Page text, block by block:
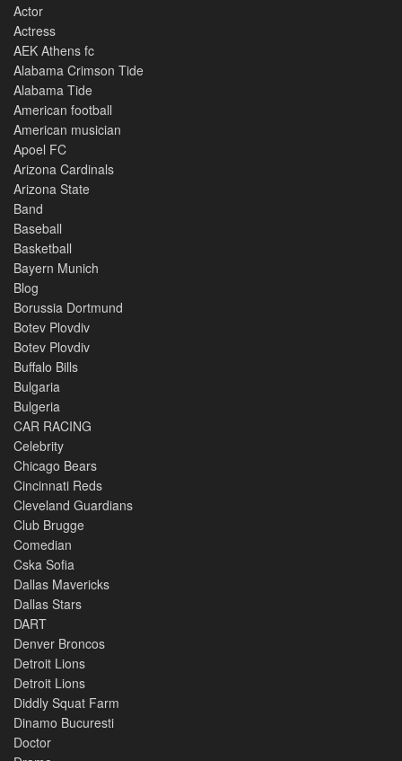
Actor
Actress
AEK Athens fc
Alabama Crimson Tide
Alabama Tide
American football
American musician
Apoel FC
Arizona Cardinals
Arizona State
Band
Baseball
Basketball
Bayern Munich
Blog
Borussia Dortmund
Botev Plovdiv
Botev Plovdiv
Buffalo Bills
Bulgaria
Bulgeria
CAR RACING
Celebrity
Chicago Bears
Cincinnati Reds
Cleveland Guardians
Club Brugge
Comedian
Cska Sofia
Dallas Mavericks
Dallas Stars
DART
Denver Broncos
Detroit Lions
Detroit Lions
Diddly Squat Farm
Dinamo Bucuresti
Doctor